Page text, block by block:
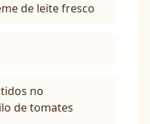
de leite fresco
no
de tomates